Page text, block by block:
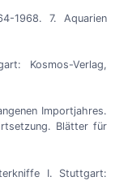
1968. 7. Aquarien
Kosmos-Verlag,
Importjahres.
Blätter für
I. Stuttgart: